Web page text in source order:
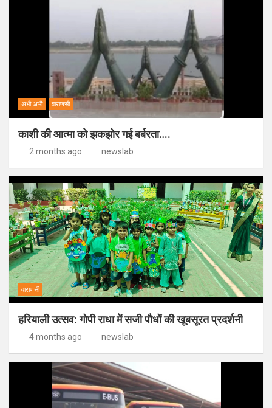
अभी अभी वाराणसी
काशी की आत्मा को झकझोर गई बर्बरता….
2 months ago newslab
वाराणसी
हरियाली उत्सव: गोपी राधा में सजी पौधों की खूबसूरत प्रदर्शनी
4 months ago newslab